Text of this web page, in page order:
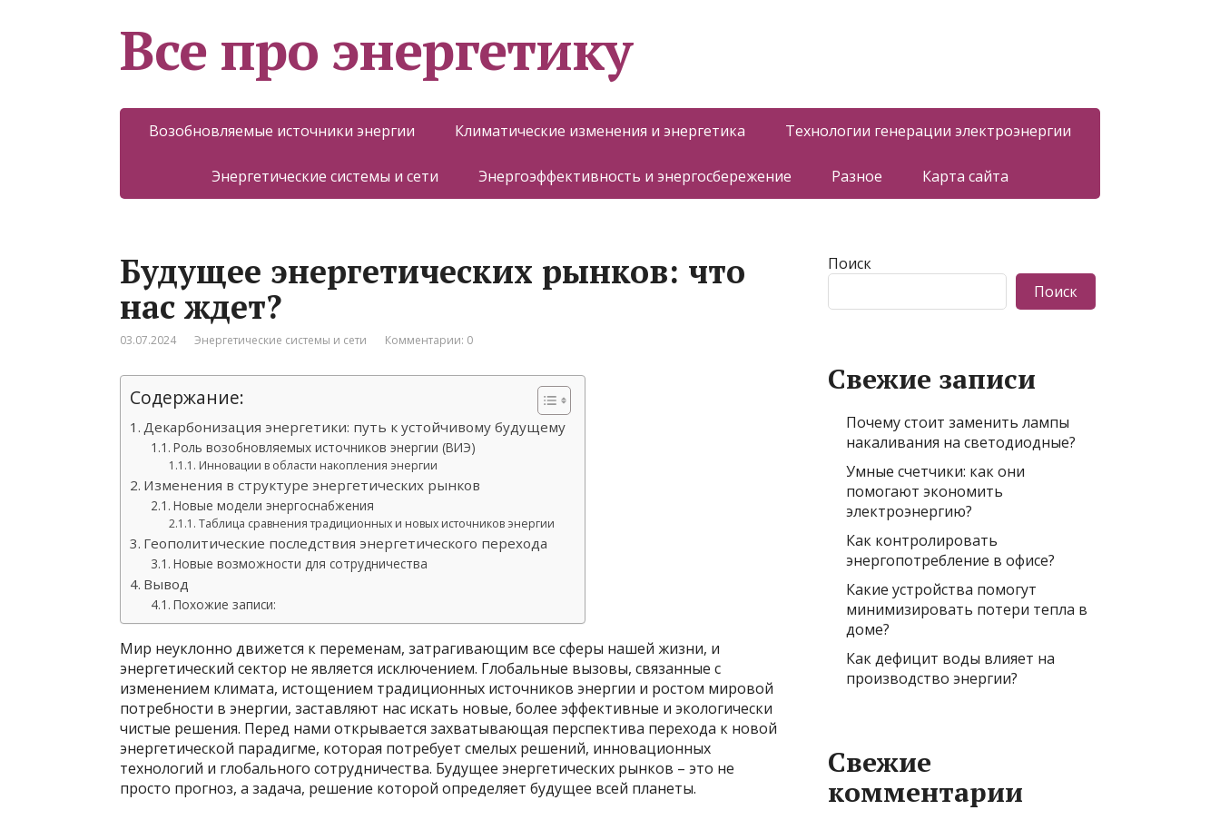
Все про энергетику
Возобновляемые источники энергии Климатические изменения и энергетика Технологии генерации электроэнергии
Энергетические системы и сети Энергоэффективность и энергосбережение Разное Карта сайта
Будущее энергетических рынков: что
нас ждет?
03.07.2024 Энергетические системы и сети Комментарии: 0
Содержание:
Декарбонизация энергетики: путь к устойчивому будущему
Роль возобновляемых источников энергии (ВИЭ)
Инновации в области накопления энергии
Изменения в структуре энергетических рынков
Новые модели энергоснабжения
Таблица сравнения традиционных и новых источников энергии
Геополитические последствия энергетического перехода
Новые возможности для сотрудничества
Вывод
Похожие записи:
Мир неуклонно движется к переменам, затрагивающим все сферы нашей жизни, и
энергетический сектор не является исключением. Глобальные вызовы, связанные с
изменением климата, истощением традиционных источников энергии и ростом мировой
потребности в энергии, заставляют нас искать новые, более эффективные и экологически
чистые решения. Перед нами открывается захватывающая перспектива перехода к новой
энергетической парадигме, которая потребует смелых решений, инновационных
технологий и глобального сотрудничества. Будущее энергетических рынков – это не
просто прогноз, а задача, решение которой определяет будущее всей планеты.
Поиск
Поиск
Свежие записи
Почему стоит заменить лампы
накаливания на светодиодные?
Умные счетчики: как они
помогают экономить
электроэнергию?
Как контролировать
энергопотребление в офисе?
Какие устройства помогут
минимизировать потери тепла в
доме?
Как дефицит воды влияет на
производство энергии?
Свежие
комментарии